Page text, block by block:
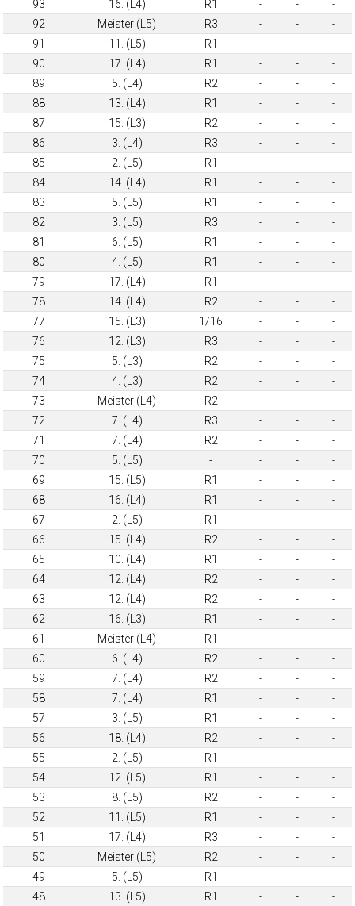
93 16. (L4) R1 - -
-
92
Meister (L5) R3 - -
-
91
11. (L5) R1 - -
-
90
17. (L4) R1 - -
-
89
5. (L4) R2 - -
-
88
13. (L4) R1 - -
-
87
15. (L3) R2 - -
-
86
3. (L4) R3 - -
-
85
2. (L5) R1 - -
-
84
14. (L4) R1 - -
-
83
5. (L5) R1 - -
-
82
3. (L5) R3 - -
-
81
6. (L5) R1 - -
-
80
4. (L5) R1 - -
-
79
17. (L4) R1 - -
-
78
14. (L4) R2 - -
-
77
15. (L3) 1/16 - -
-
76
12. (L3) R3 - -
-
75
5. (L3) R2 - -
-
74
4. (L3) R2 - -
-
73
Meister (L4) R2 - -
-
72
7. (L4) R3 - -
-
71
7. (L4) R2 - -
-
70
5. (L5) - - -
-
69
15. (L5) R1 - -
-
68
16. (L4) R1 - -
-
67
2. (L5) R1 - -
-
66
15. (L4) R2 - -
-
65
10. (L4) R1 - -
-
64
12. (L4) R2 - -
-
63
12. (L4) R2 - -
-
62
16. (L3) R1 - -
-
61
Meister (L4) R1 - -
-
60
6. (L4) R2 - -
-
59
7. (L4) R2 - -
-
58
7. (L4) R1 - -
-
57
3. (L5) R1 - -
-
56
18. (L4) R2 - -
-
55
2. (L5) R1 - -
-
54
12. (L5) R1 - -
-
53
8. (L5) R2 - -
-
52
11. (L5) R1 - -
-
51
17. (L4) R3 - -
-
50
Meister (L5) R2 - -
-
49
5. (L5) R1 - -
-
48
13. (L5) R1 - -
-